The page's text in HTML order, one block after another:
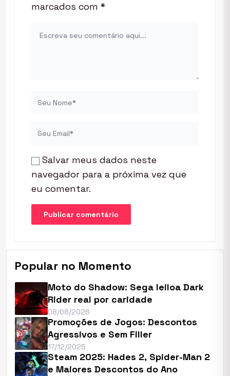
marcados com *
Salvar meus dados neste
navegador para a próxima vez que
eu comentar.
Popular no Momento
Moto do Shadow: Sega leiloa Dark
Rider real por caridade
08/08/2026
Promoções de Jogos: Descontos
Agressivos e Sem Filler
17/12/2025
Steam 2025: Hades 2, Spider-Man 2
e Maiores Descontos do Ano